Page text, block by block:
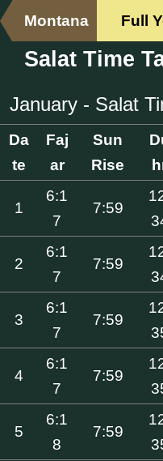
Montana Full
Salat Time
January - Salat
Da
te
Faj
ar
Sun
Rise
1
6:1
7
7:59
2
6:1
7
7:59
3
6:1
7
7:59
4
6:1
7
7:59
5
6:1
8
7:59